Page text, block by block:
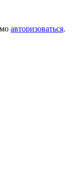
авторизоваться.